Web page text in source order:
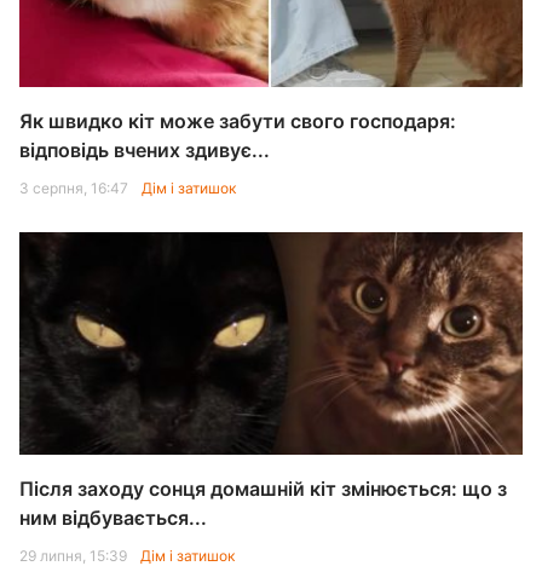
Як швидко кіт може забути свого господаря:
відповідь вчених здивує...
3 серпня, 16:47 Дім і затишок
Після заходу сонця домашній кіт змінюється: що з
ним відбувається...
29 липня, 15:39 Дім і затишок